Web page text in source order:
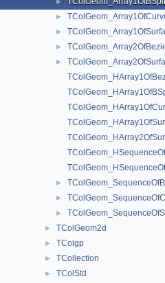
►
►
►
►
►
►
►
► TColGeom2d
► TColgp
► TCollection
► TColStd